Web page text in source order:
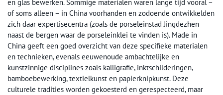
en glas bewerken. Sommige materialen waren lange tijd vooral –
of soms alleen – in China voorhanden en zodoende ontwikkelden
zich daar expertisecentra (zoals de porseleinstad Jingdezhen
naast de bergen waar de porseleinklei te vinden is). Made in
China geeft een goed overzicht van deze specifieke materialen
en technieken, evenals eeuwenoude ambachtelijke en
kunstzinnige disciplines zoals kalligrafie, inktschilderingen,
bamboebewerking, textielkunst en papierknipkunst. Deze
culturele tradities worden gekoesterd en gerespecteerd, maar